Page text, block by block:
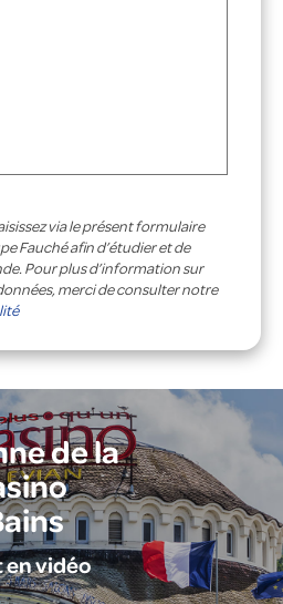
via le présent formulaire
Fauché afin d’étudier et de
Pour plus d’information sur
merci de consulter notre
de la
en vidéo